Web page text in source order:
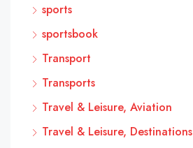
sports
sportsbook
Transport
Transports
Travel & Leisure, Aviation
Travel & Leisure, Destinations